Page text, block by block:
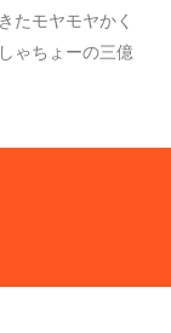
たモヤモヤかく
ゃちょーの三億